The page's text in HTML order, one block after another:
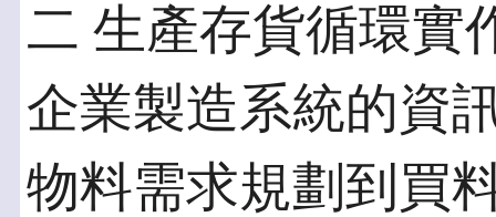
二 生產存貨循環實
企業製造系統的資
物料需求規劃到買